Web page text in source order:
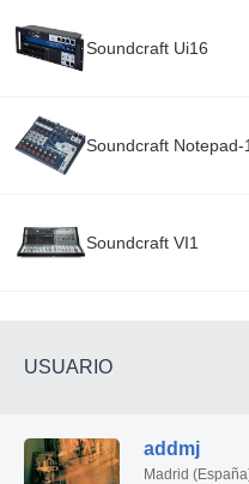
Soundcraft Ui16
Soundcraft Notepad-
Soundcraft VI1
USUARIO
addmj
Madrid